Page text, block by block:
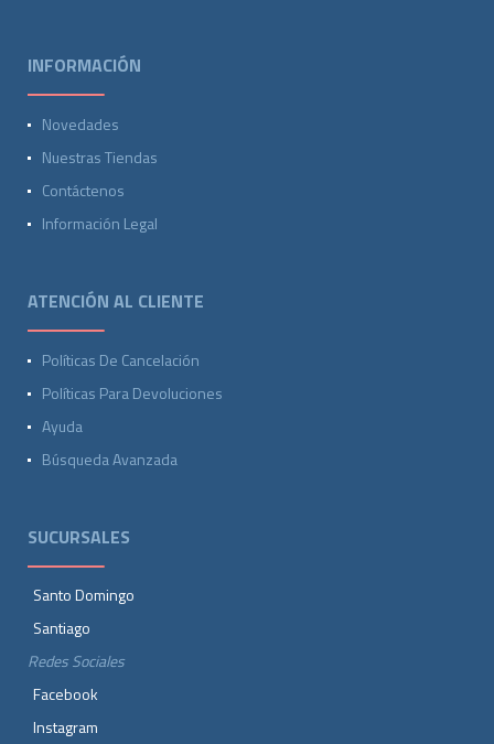
INFORMACIÓN
Novedades
Nuestras Tiendas
Contáctenos
Información Legal
ATENCIÓN AL CLIENTE
Políticas De Cancelación
Políticas Para Devoluciones
Ayuda
Búsqueda Avanzada
SUCURSALES
Santo Domingo
Santiago
Redes Sociales
Facebook
Instagram